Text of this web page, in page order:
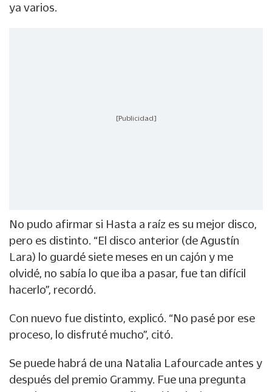
ya varios.
[Publicidad]
No pudo afirmar si Hasta a raíz es su mejor disco,
pero es distinto. “El disco anterior (de Agustín
Lara) lo guardé siete meses en un cajón y me
olvidé, no sabía lo que iba a pasar, fue tan difícil
hacerlo”, recordó.
Con nuevo fue distinto, explicó. “No pasé por ese
proceso, lo disfruté mucho”, citó.
Se puede habrá de una Natalia Lafourcade antes y
después del premio Grammy. Fue una pregunta